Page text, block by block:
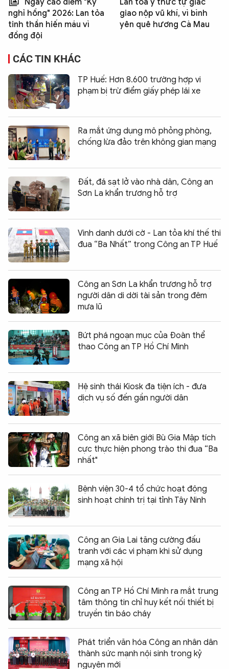
Ngày cao điểm "Kỳ
nghỉ hồng" 2026: Lan tỏa
tinh thần hiến máu vì
đồng đội
Lan tỏa ý thức tự giác
giao nộp vũ khí, vì bình
yên quê hương Cà Mau
CÁC TIN KHÁC
TP Huế: Hơn 8.600 trường hợp vi
phạm bị trừ điểm giấy phép lái xe
Ra mắt ứng dụng mô phỏng phòng,
chống lừa đảo trên không gian mạng
Đất, đá sạt lở vào nhà dân, Công an
Sơn La khẩn trương hỗ trợ
Vinh danh dưới cờ - Lan tỏa khí thế thi
đua “Ba Nhất” trong Công an TP Huế
Công an Sơn La khẩn trương hỗ trợ
người dân di dời tài sản trong đêm
mưa lũ
Bứt phá ngoạn mục của Đoàn thể
thao Công an TP Hồ Chí Minh
Hệ sinh thái Kiosk đa tiện ích - đưa
dịch vụ số đến gần người dân
Công an xã biên giới Bù Gia Mập tích
cực thực hiện phong trào thi đua “Ba
nhất"
Bệnh viện 30-4 tổ chức hoạt động
sinh hoạt chính trị tại tỉnh Tây Ninh
Công an Gia Lai tăng cường đấu
tranh với các vi phạm khi sử dụng
mạng xã hội
Công an TP Hồ Chí Minh ra mắt trung
tâm thông tin chỉ huy kết nối thiết bị
truyền tin báo cháy
Phát triển văn hóa Công an nhân dân
thành sức mạnh nội sinh trong kỷ
nguyên mới